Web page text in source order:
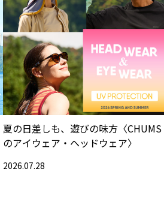
夏の日差しも、遊びの味方〈CHUMS
のアイウェア・ヘッドウェア〉
2026.07.28